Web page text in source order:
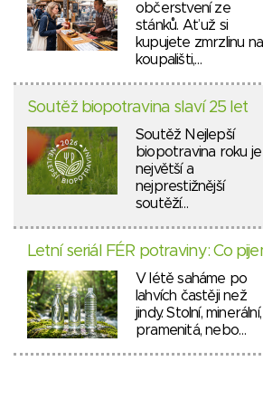
občerstvení ze
stánků. Ať už si
kupujete zmrzlinu na
koupališti,…
Soutěž biopotravina slaví 25 let
Soutěž Nejlepší
biopotravina roku je
největší a
nejprestižnější
soutěží…
Letní seriál FÉR potraviny: Co
V létě saháme po
lahvích častěji než
jindy. Stolní, minerální,
pramenitá, nebo…